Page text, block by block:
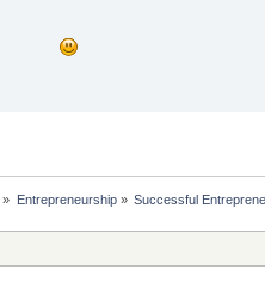
» Entrepreneurship» Successful